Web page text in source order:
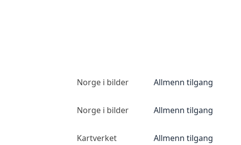
Norge i bilder Allmenn tilgang
Norge i bilder Allmenn tilgang
Kartverket Allmenn tilgang